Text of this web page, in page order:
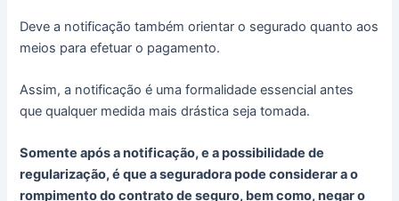
Deve a notificação também orientar o segurado quanto aos
meios para efetuar o pagamento.
Assim, a notificação é uma formalidade essencial antes
que qualquer medida mais drástica seja tomada.
Somente após a notificação, e a possibilidade de
regularização, é que a seguradora pode considerar a o
rompimento do contrato de seguro, bem como, negar o